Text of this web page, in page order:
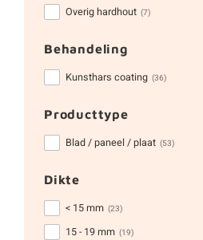
Overig hardhout (7)
Behandeling
Kunsthars coating (36)
Producttype
Blad / paneel / plaat (53)
Dikte
< 15 mm (23)
15 - 19 mm (19)